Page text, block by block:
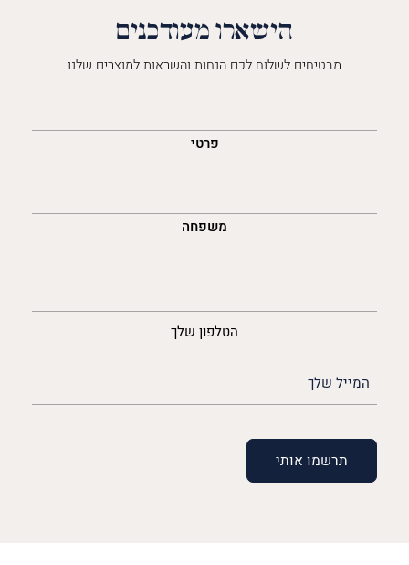
הישארו מעודכנים
מבטיחים לשלוח לכם הנחות והשראות למוצרים שלנו
פרטי
משפחה
הטלפון שלך
(חובה)